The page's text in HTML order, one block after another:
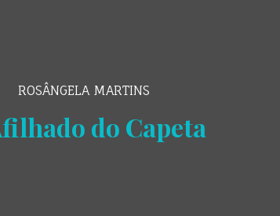
ROSÂNGELA MARTINS
do Capeta